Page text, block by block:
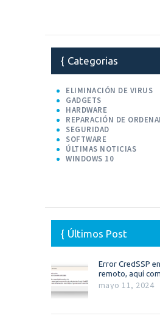
Categorias
ELIMINACIÓN DE VIRUS
GADGETS
HARDWARE
REPARACIÓN DE
SEGURIDAD
SOFTWARE
ÚLTIMAS NOTICIAS
WINDOWS 10
Últimos Post
Error CredSSP
remoto, aquí
mayo 11, 2024